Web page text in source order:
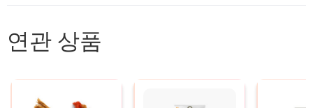
연관 상품